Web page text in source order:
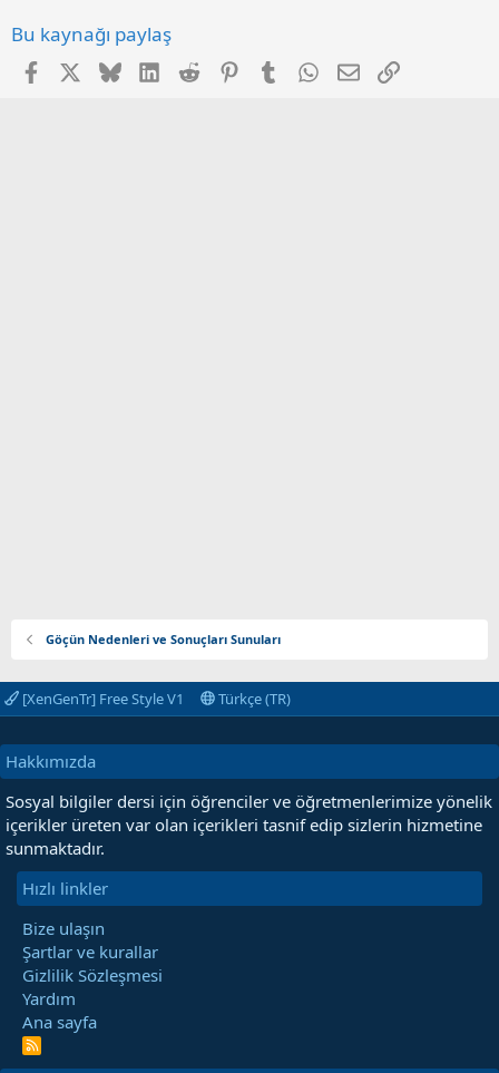
Bu kaynağı paylaş
Facebook BlueskyLinkedInReddit PinterestTumblr WhatsApp
E-postaLink
Göçün Nedenleri ve Sonuçları Sunuları
[XenGenTr] Free Style V1 Türkçe (TR)
Hakkımızda
Sosyal bilgiler dersi için öğrenciler ve öğretmenlerimize yönelik
içerikler üreten var olan içerikleri tasnif edip sizlerin hizmetine
sunmaktadır.
Hızlı linkler
Bize ulaşın
Şartlar ve kurallar
Gizlilik Sözleşmesi
Yardım
Ana sayfa
R